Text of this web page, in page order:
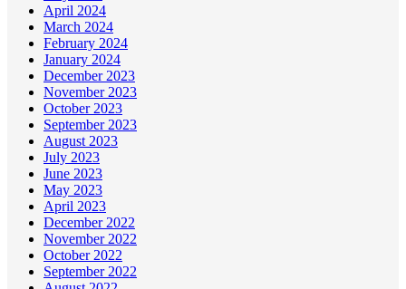
April 2024
March 2024
February 2024
January 2024
December 2023
November 2023
October 2023
September 2023
August 2023
July 2023
June 2023
May 2023
April 2023
December 2022
November 2022
October 2022
September 2022